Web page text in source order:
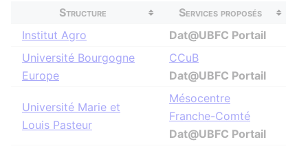
Structure
Services proposés
Institut Agro
Dat@UBFC Portail
Université Bourgogne
Europe
CCuB
Dat@UBFC Portail
Université Marie et
Louis Pasteur
Mésocentre
Franche-Comté
Dat@UBFC Portail